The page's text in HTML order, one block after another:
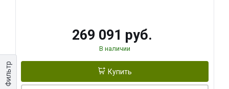
Фильтр
269 091 руб.
В наличии
Купить